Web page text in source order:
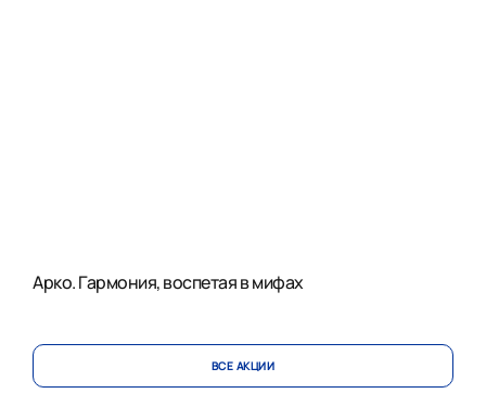
Арко. Гармония, воспетая в мифах
ВСЕ АКЦИИ